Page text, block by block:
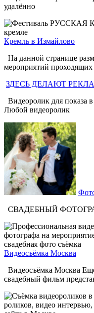
удалённо
Кремль в Измайлово
На данной странице
мероприятий проходящих
ЗДЕСЬ ДЕЛАЮТ
Видеоролик для показа
Любой видеоролик
СВАДЕБНЫЙ ФОТОГРАФ
Видеосъёмка Москва
Видеосъёмка Москва Ещё
свадебный фильм